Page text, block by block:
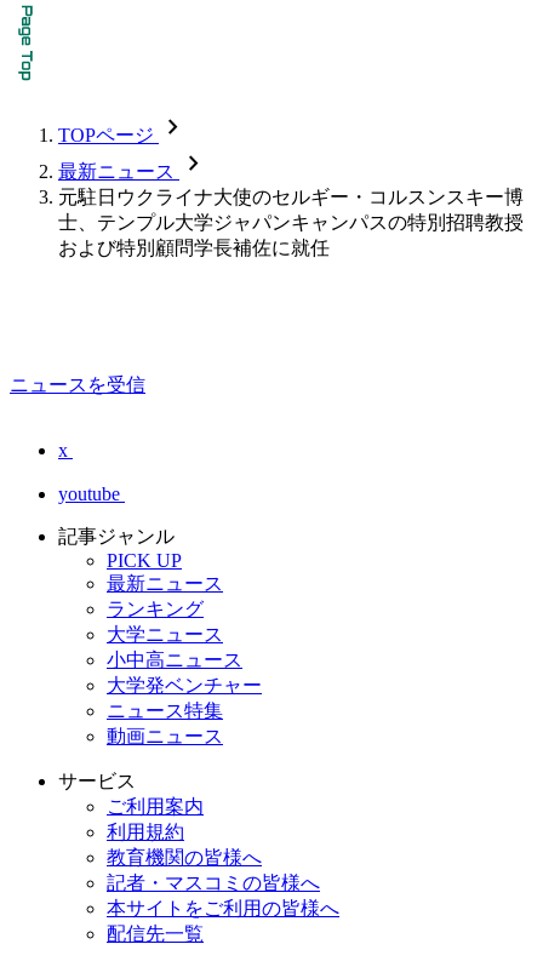
TOPページ chevron_forward
最新ニュース chevron_forward
元駐日ウクライナ大使のセルギー・コルスンスキー博
士、テンプル大学ジャパンキャンパスの特別招聘教授
および特別顧問学長補佐に就任
ニュースを受信
x
youtube
記事ジャンル
PICK UP
最新ニュース
ランキング
大学ニュース
小中高ニュース
大学発ベンチャー
ニュース特集
動画ニュース
サービス
ご利用案内
利用規約
教育機関の皆様へ
記者・マスコミの皆様へ
本サイトをご利用の皆様へ
配信先一覧